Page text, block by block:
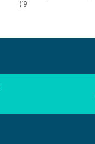
(19